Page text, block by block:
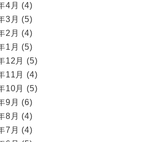
4月 (4)
3月 (5)
2月 (4)
1月 (5)
12月
(5)
11月
(4)
10月
(5)
9月 (6)
8月 (4)
7月 (4)